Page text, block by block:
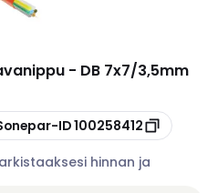
- DB 7x7/3,5mm
ID100258412
hinnan ja